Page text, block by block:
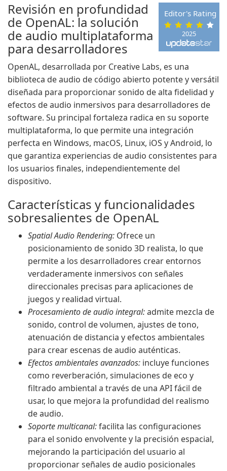
2025
Editor's Rating
Revisión en profundidad
de OpenAL: la solución
de audio multiplataforma
para desarrolladores
OpenAL, desarrollada por Creative Labs, es una
biblioteca de audio de código abierto potente y versátil
diseñada para proporcionar sonido de alta fidelidad y
efectos de audio inmersivos para desarrolladores de
software. Su principal fortaleza radica en su soporte
multiplataforma, lo que permite una integración
perfecta en Windows, macOS, Linux, iOS y Android, lo
que garantiza experiencias de audio consistentes para
los usuarios finales, independientemente del
dispositivo.
Características y funcionalidades
sobresalientes de OpenAL
Spatial Audio Rendering: Ofrece un
posicionamiento de sonido 3D realista, lo que
permite a los desarrolladores crear entornos
verdaderamente inmersivos con señales
direccionales precisas para aplicaciones de
juegos y realidad virtual.
Procesamiento de audio integral:admite mezcla de
sonido, control de volumen, ajustes de tono,
atenuación de distancia y efectos ambientales
para crear escenas de audio auténticas.
Efectos ambientales avanzados: incluye funciones
como reverberación, simulaciones de eco y
filtrado ambiental a través de una API fácil de
usar, lo que mejora la profundidad del realismo
de audio.
Soporte multicanal:facilita las configuraciones
para el sonido envolvente y la precisión espacial,
mejorando la participación del usuario al
proporcionar señales de audio posicionales